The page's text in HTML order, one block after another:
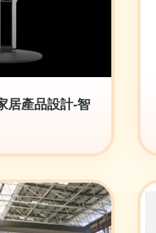
居產品設計-智